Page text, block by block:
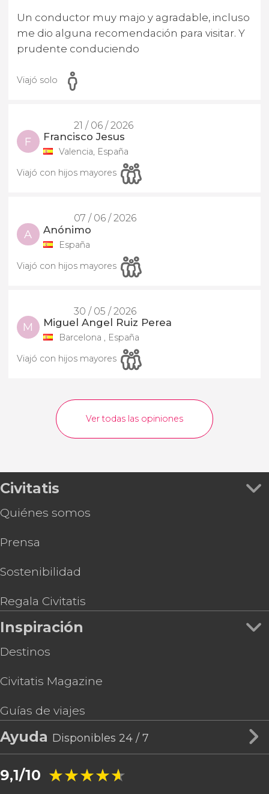
Un conductor muy majo y agradable, incluso
me dio alguna recomendación para visitar. Y
prudente conduciendo
Viajó solo
21 / 06 / 2026
F Francisco Jesus
Valencia, España
Viajó con hijos mayores
07 / 06 / 2026
A Anónimo
España
Viajó con hijos mayores
30 / 05 / 2026
M Miguel Angel Ruiz Perea
Barcelona , España
Viajó con hijos mayores
Ver todas las opiniones
Civitatis
Quiénes somos
Prensa
Sostenibilidad
Regala Civitatis
Inspiración
Destinos
Civitatis Magazine
Guías de viajes
Ayuda Disponibles 24 / 7
9,1/10 ★★★★★
★★★★★